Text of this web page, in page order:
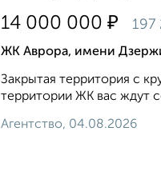
14 000 000 ₽ 197
ЖК Аврора, имени
Закрытая территория с
территории ЖК вас ждут
Агентство, 04.08.2026